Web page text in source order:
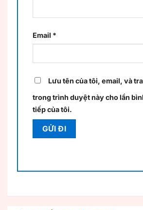
Email *
Lưu tên của tôi, email, và
trong trình duyệt này cho lần
tiếp của tôi.